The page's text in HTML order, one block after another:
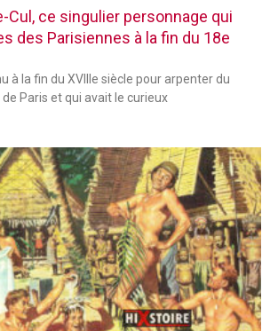
Cul, ce singulier personnage qui
des Parisiennes à la fin du 18e
à la fin du XVIIIe siècle pour arpenter du
Paris et qui avait le curieux